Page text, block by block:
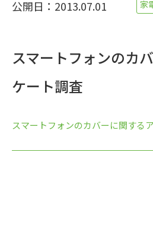
公開日：2013.07.01 家
スマートフォンのカ
ケート調査
スマートフォンのカバーに関する